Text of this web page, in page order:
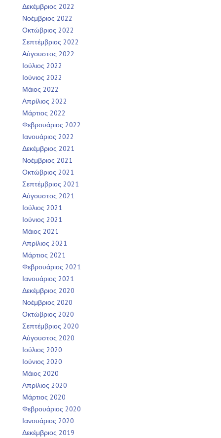
Δεκέμβριος 2022
Νοέμβριος 2022
Οκτώβριος 2022
Σεπτέμβριος 2022
Αύγουστος 2022
Ιούλιος 2022
Ιούνιος 2022
Μάιος 2022
Απρίλιος 2022
Μάρτιος 2022
Φεβρουάριος 2022
Ιανουάριος 2022
Δεκέμβριος 2021
Νοέμβριος 2021
Οκτώβριος 2021
Σεπτέμβριος 2021
Αύγουστος 2021
Ιούλιος 2021
Ιούνιος 2021
Μάιος 2021
Απρίλιος 2021
Μάρτιος 2021
Φεβρουάριος 2021
Ιανουάριος 2021
Δεκέμβριος 2020
Νοέμβριος 2020
Οκτώβριος 2020
Σεπτέμβριος 2020
Αύγουστος 2020
Ιούλιος 2020
Ιούνιος 2020
Μάιος 2020
Απρίλιος 2020
Μάρτιος 2020
Φεβρουάριος 2020
Ιανουάριος 2020
Δεκέμβριος 2019